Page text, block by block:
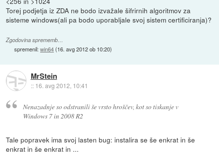
Torej podjetja iz ZDA ne bodo izvažale šifrirnih algoritmov za
sisteme windows(ali pa bodo uporabljale svoj sistem certificiranja)?
Zgodovina sprememb…
spremenil:win64(16. avg 2012 ob 10:20)
MrStein
:: 16. avg 2012, 10:41
Nenazadnje so odstranili še vrsto hroščev, kot so tiskanje v
Windows 7 in 2008 R2
Tale popravek ima svoj lasten bug: instalira se še enkrat in še
enkrat in še enkrat in ...